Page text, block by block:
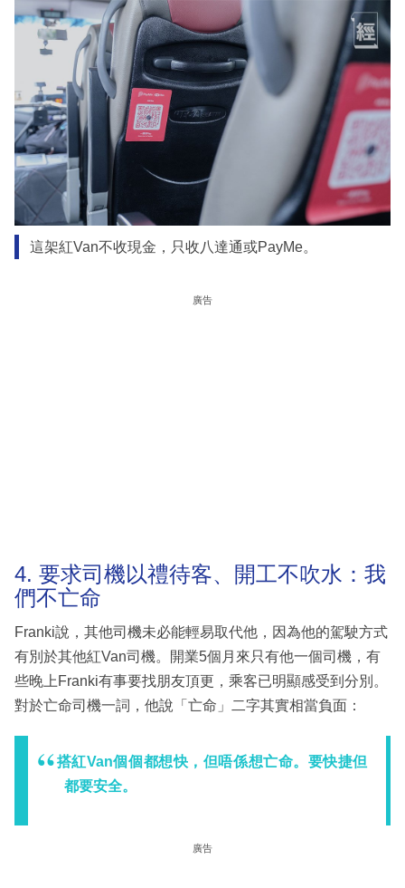
這架紅Van不收現金，只收八達通或PayMe。
廣告
4. 要求司機以禮待客、開工不吹水：我
們不亡命
Franki說，其他司機未必能輕易取代他，因為他的駕駛方式
有別於其他紅Van司機。開業5個月來只有他一個司機，有
些晚上Franki有事要找朋友頂更，乘客已明顯感受到分別。
對於亡命司機一詞，他說「亡命」二字其實相當負面：
搭紅Van個個都想快，但唔係想亡命。要快捷但
都要安全。
廣告